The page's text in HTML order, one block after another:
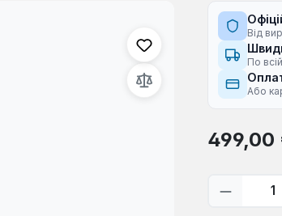
Від
По
Або
Звичайна
499,00